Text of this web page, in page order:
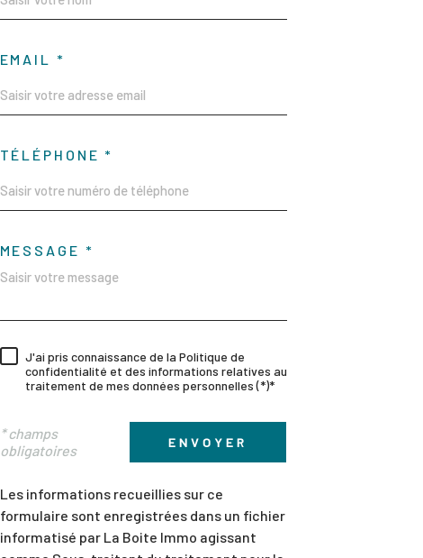
EMAIL *
TÉLÉPHONE *
MESSAGE *
J'ai pris connaissance de la Politique de
confidentialité et des informations relatives au
traitement de mes données personnelles (*)*
* champs
obligatoires
ENVOYER
Les informations recueillies sur ce
formulaire sont enregistrées dans un fichier
informatisé par La Boite Immo agissant